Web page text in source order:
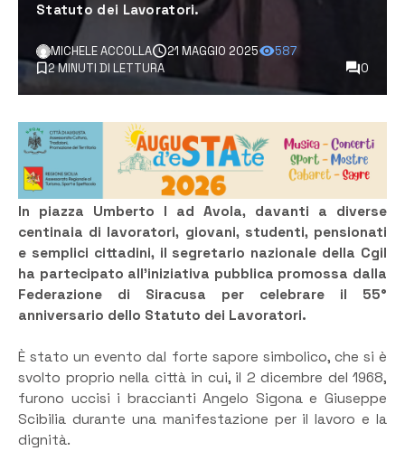
Statuto dei Lavoratori.
MICHELE ACCOLLA 21 MAGGIO 2025
587
2 MINUTI DI LETTURA
0
In piazza Umberto I ad Avola, davanti a diverse
centinaia di lavoratori, giovani, studenti, pensionati
e semplici cittadini, il segretario nazionale della Cgil
ha partecipato all’iniziativa pubblica promossa dalla
Federazione di Siracusa per celebrare il 55°
anniversario dello Statuto dei Lavoratori.
È stato un evento dal forte sapore simbolico, che si è
svolto proprio nella città in cui, il 2 dicembre del 1968,
furono uccisi i braccianti Angelo Sigona e Giuseppe
Scibilia durante una manifestazione per il lavoro e la
dignità.